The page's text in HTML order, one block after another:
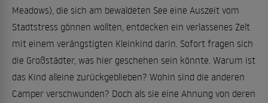
Meadows), die sich am bewaldeten See eine Auszeit vom
Stadtstress gönnen wollten, entdecken ein verlassenes Zelt
mit einem verängstigten Kleinkind darin. Sofort fragen sich
die Großstädter, was hier geschehen sein könnte. Warum ist
das Kind alleine zurückgeblieben? Wohin sind die anderen
Camper verschwunden? Doch als sie eine Ahnung von deren